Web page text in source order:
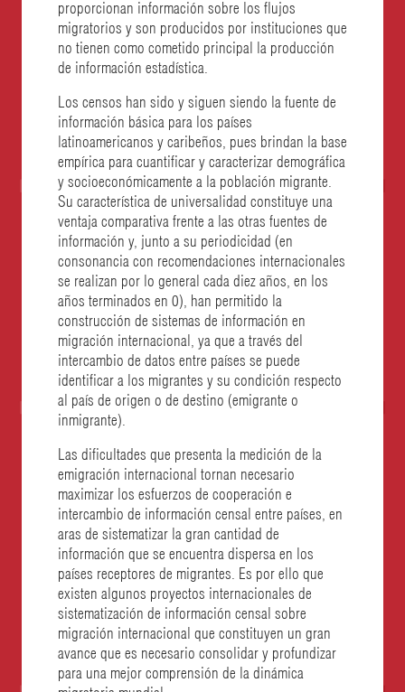
proporcionan información sobre los flujos
migratorios y son producidos por instituciones que
no tienen como cometido principal la producción
de información estadística.
Los censos han sido y siguen siendo la fuente de
información básica para los países
latinoamericanos y caribeños, pues brindan la base
empírica para cuantificar y caracterizar demográfica
y socioeconómicamente a la población migrante.
Su característica de universalidad constituye una
ventaja comparativa frente a las otras fuentes de
información y, junto a su periodicidad (en
consonancia con recomendaciones internacionales
se realizan por lo general cada diez años, en los
años terminados en 0), han permitido la
construcción de sistemas de información en
migración internacional, ya que a través del
intercambio de datos entre países se puede
identificar a los migrantes y su condición respecto
al país de origen o de destino (emigrante o
inmigrante).
Las dificultades que presenta la medición de la
emigración internacional tornan necesario
maximizar los esfuerzos de cooperación e
intercambio de información censal entre países, en
aras de sistematizar la gran cantidad de
información que se encuentra dispersa en los
países receptores de migrantes. Es por ello que
existen algunos proyectos internacionales de
sistematización de información censal sobre
migración internacional que constituyen un gran
avance que es necesario consolidar y profundizar
para una mejor comprensión de la dinámica